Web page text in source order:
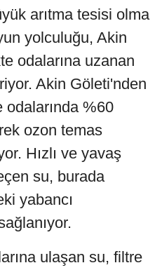
arıtma tesisi olma
yolculuğu, Akin
odalarına uzanan
Akin Göleti'nden
odalarında %60
ozon temas
Hızlı ve yavaş
su, burada
yabancı
ulaşan su, filtre